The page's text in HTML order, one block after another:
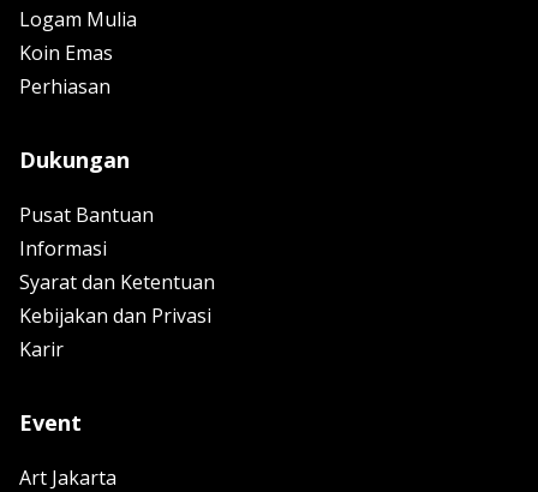
Logam Mulia
Koin Emas
Perhiasan
Dukungan
Pusat Bantuan
Informasi
Syarat dan Ketentuan
Kebijakan dan Privasi
Karir
Event
Art Jakarta